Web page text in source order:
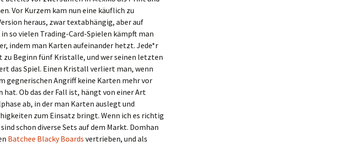
Vor Kurzem kam nun eine käuflich zu
heraus, zwar textabhängig, aber auf
in so vielen Trading-Card-Spielen kämpft man
indem man Karten aufeinander hetzt. Jede*r
zu Beginn fünf Kristalle, und wer seinen letzten
das Spiel. Einen Kristall verliert man, wenn
gegnerischen Angriff keine Karten mehr vor
hat. Ob das der Fall ist, hängt von einer Art
ab, in der man Karten auslegt und
zum Einsatz bringt. Wenn ich es richtig
schon diverse Sets auf dem Markt. Domhan
Batchee Blacky Boards vertrieben, und als